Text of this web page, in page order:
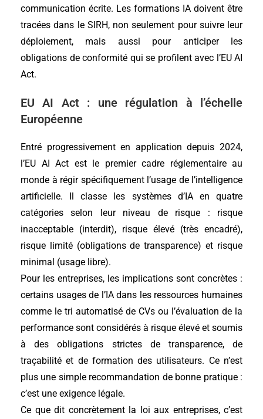
communication écrite. Les formations IA doivent être
tracées dans le SIRH, non seulement pour suivre leur
déploiement, mais aussi pour anticiper les
obligations de conformité qui se profilent avec l’EU AI
Act.
EU AI Act : une régulation à l’échelle
Européenne
Entré progressivement en application depuis 2024,
l’EU AI Act est le premier cadre réglementaire au
monde à régir spécifiquement l’usage de l’intelligence
artificielle. Il classe les systèmes d’IA en quatre
catégories selon leur niveau de risque : risque
inacceptable (interdit), risque élevé (très encadré),
risque limité (obligations de transparence) et risque
minimal (usage libre).
Pour les entreprises, les implications sont concrètes :
certains usages de l’IA dans les ressources humaines
comme le tri automatisé de CVs ou l’évaluation de la
performance sont considérés à risque élevé et soumis
à des obligations strictes de transparence, de
traçabilité et de formation des utilisateurs. Ce n’est
plus une simple recommandation de bonne pratique :
c’est une exigence légale.
Ce que dit concrètement la loi aux entreprises, c’est